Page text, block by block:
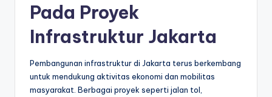
Pada Proyek
Infrastruktur Jakarta
Pembangunan infrastruktur di Jakarta terus berkembang
untuk mendukung aktivitas ekonomi dan mobilitas
masyarakat. Berbagai proyek seperti jalan tol,